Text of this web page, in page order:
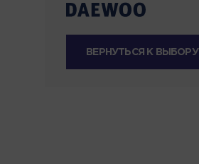
ВЕРНУТЬСЯ К ВЫБОРУ